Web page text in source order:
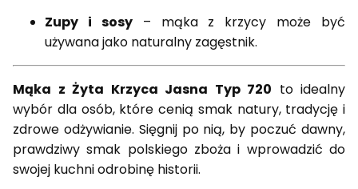
Zupy i sosy– mąka z krzycy może być
używana jako naturalny zagęstnik.
Mąka z Żyta Krzyca Jasna Typ 720 to idealny
wybór dla osób, które cenią smak natury, tradycję i
zdrowe odżywianie. Sięgnij po nią, by poczuć dawny,
prawdziwy smak polskiego zboża i wprowadzić do
swojej kuchni odrobinę historii.